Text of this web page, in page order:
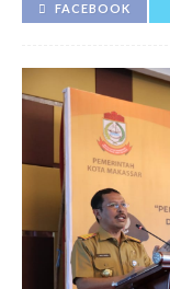
FACEBOOK